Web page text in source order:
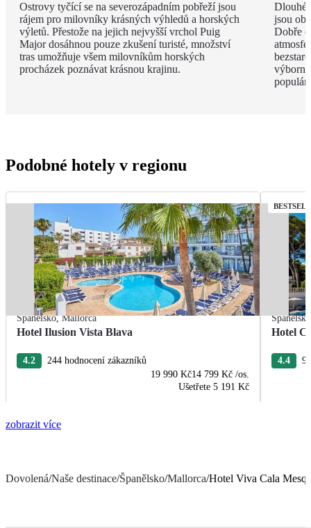
Ostrovy tyčící se na severozápadním pobřeží jsou
rájem pro milovníky krásných výhledů a horských
výletů. Přestože na jejich nejvyšší vrchol Puig
Major dosáhnou pouze zkušení turisté, množství
tras umožňuje všem milovníkům horských
procházek poznávat krásnou krajinu.
Dlouhé
jsou
Dobře
Podobné hotely v regionu
Španělsko,Mallorca
Hotel Ilusion Vista Blava
4.2
244 hodnocení zákazníků
19 990 Kč14 799 Kč /os.
Ušetřete 5 191 Kč
Španělsko
Hotel
4.4
zobrazit více
Dovolená/Naše destinace/Španělsko/Mallorca/Hotel Viva Cala